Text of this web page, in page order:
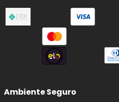
Ambiente Seguro